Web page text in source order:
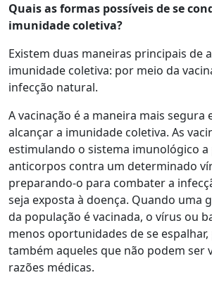
Quais as formas possíveis de se
imunidade coletiva?
Existem duas maneiras principais de
imunidade coletiva: por meio da
infecção natural.
A vacinação é a maneira mais segura
alcançar a imunidade coletiva. As
estimulando o sistema imunológico
anticorpos contra um determinado
preparando-o para combater a
seja exposta à doença. Quando uma
da população é vacinada, o vírus ou
menos oportunidades de se
também aqueles que não podem ser
razões médicas.